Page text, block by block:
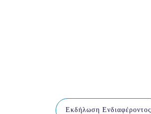
Εκδήλωση Ενδιαφέροντος